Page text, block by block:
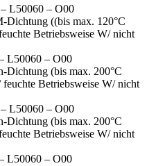
L50060 – O00
Dichtung ((bis max. 120°C
Betriebsweise W/ nicht
L50060 – O00
Dichtung (bis max. 200°C
Betriebsweise W/ nicht
L50060 – O00
Dichtung (bis max. 200°C
Betriebsweise W/ nicht
L50060 – O00